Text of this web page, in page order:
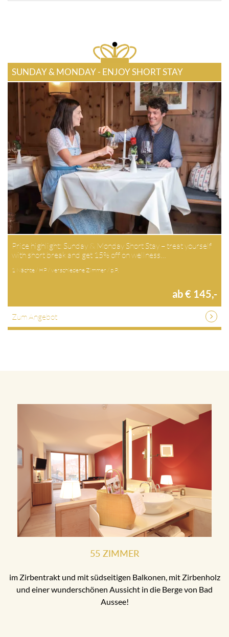
SUNDAY & MONDAY - ENJOY SHORT STAY
Price highlight: Sunday & Monday Short Stay – treat yourself
with short break and get 15% off on wellness…
1 Nächte / HP / verschiedene Zimmer / p.P.
ab € 145,-
Zum Angebot
55 ZIMMER
im Zirbentrakt und mit südseitigen Balkonen, mit Zirbenholz
und einer wunderschönen Aussicht in die Berge von Bad
Aussee!